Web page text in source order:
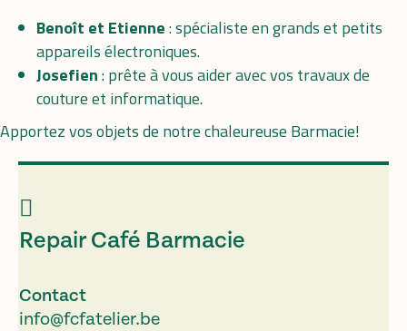
Benoît et Etienne: spécialiste en grands et petits
appareils électroniques.
Josefien: prête à vous aider avec vos travaux de
couture et informatique.
Apportez vos objets de notre chaleureuse Barmacie!
Repair Café Barmacie
Contact
info@fcfatelier.be